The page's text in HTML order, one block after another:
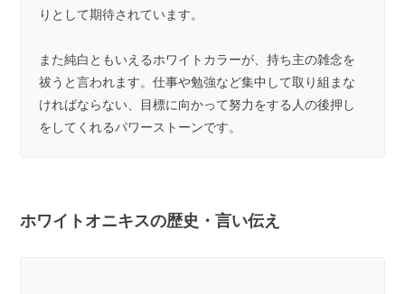
りとして期待されています。
また純白ともいえるホワイトカラーが、持ち主の雑念を
祓うと言われます。仕事や勉強など集中して取り組まな
ければならない、目標に向かって努力をする人の後押し
をしてくれるパワーストーンです。
ホワイトオニキスの歴史・言い伝え